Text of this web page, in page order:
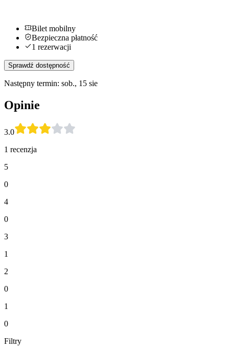
Bilet mobilny
Bezpieczna płatność
1 rezerwacji
Sprawdź dostępność
Następny termin: sob., 15 sie
Opinie
3.0
1 recenzja
5
0
4
0
3
1
2
0
1
0
Filtry